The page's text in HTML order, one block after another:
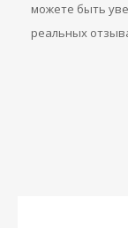
можете быть
реальных